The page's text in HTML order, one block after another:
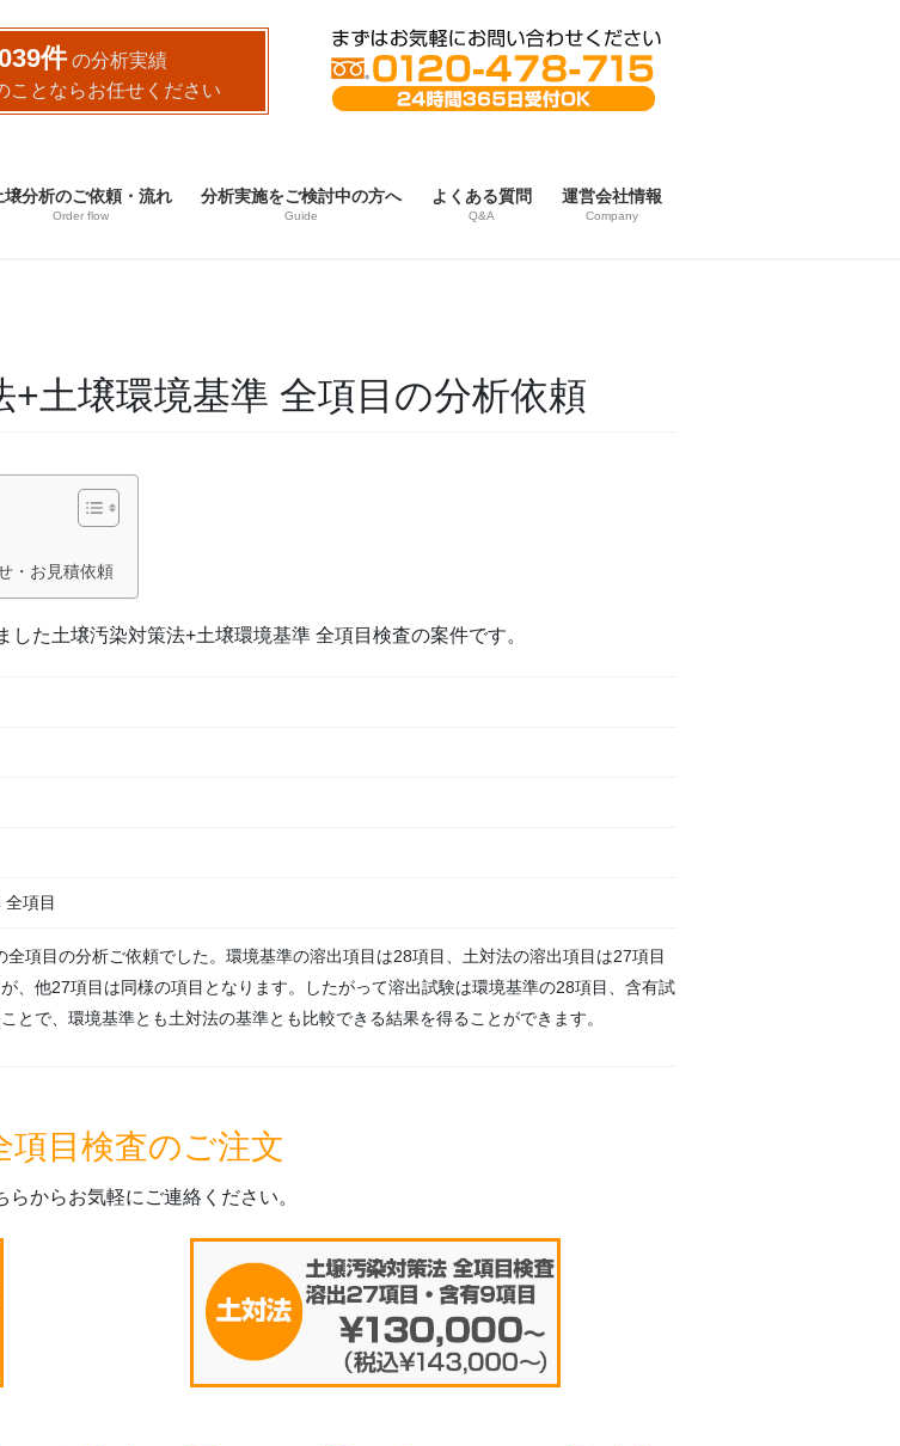
件の分析実績
ことならお任せください
壌分析のご依頼・流れ
Order flow
分析実施をご検討中の方へ
Guide
よくある質問
Q&A
運営会社情報
Company
土壌環境基準 全項目の分析依頼
・お見積依頼
た土壌汚染対策法+土壌環境基準 全項目検査の案件です。
項目
項目の分析ご依頼でした。環境基準の溶出項目は28項目、土対法の溶出項目は27項目
、他27項目は同様の項目となります。したがって溶出試験は環境基準の28項目、含有試
とで、環境基準とも土対法の基準とも比較できる結果を得ることができます。
項目検査のご注文
からお気軽にご連絡ください。